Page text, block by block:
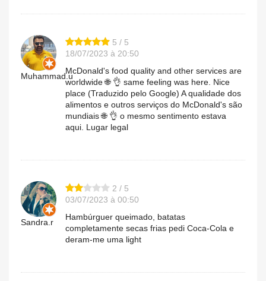
Muhammad.u
5 / 5
18/07/2023 à 20:50
McDonald's food quality and other services are
worldwide 🌐 👌 same feeling was here. Nice
place (Traduzido pelo Google) A qualidade dos
alimentos e outros serviços do McDonald's são
mundiais 🌐 👌 o mesmo sentimento estava
aqui. Lugar legal
Sandra.r
2 / 5
03/07/2023 à 00:50
Hambúrguer queimado, batatas
completamente secas frias pedi Coca-Cola e
deram-me uma light